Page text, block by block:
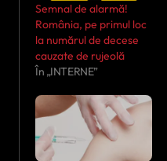
Semnal de alarmă!
România, pe primul loc
la numărul de decese
cauzate de rujeolă
În „INTERNE”